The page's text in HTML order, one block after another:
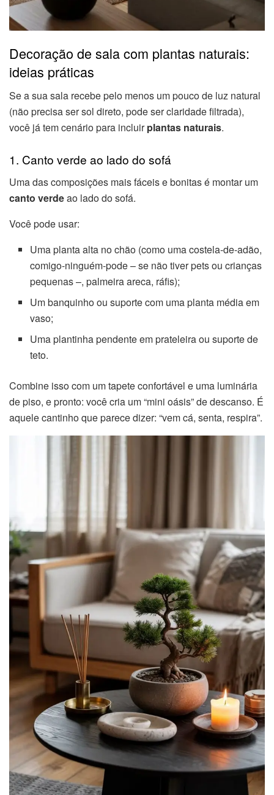
Decoração de sala com plantas naturais:
ideias práticas
Se a sua sala recebe pelo menos um pouco de luz natural
(não precisa ser sol direto, pode ser claridade filtrada),
você já tem cenário para incluirplantas naturais.
1. Canto verde ao lado do sofá
Uma das composições mais fáceis e bonitas é montar um
canto verdeao lado do sofá.
Você pode usar:
Uma planta alta no chão (como uma costela-de-adão,
comigo-ninguém-pode – se não tiver pets ou crianças
pequenas –, palmeira areca, ráfis);
Um banquinho ou suporte com uma planta média em
vaso;
Uma plantinha pendente em prateleira ou suporte de
teto.
Combine isso com um tapete confortável e uma luminária
de piso, e pronto: você cria um “mini oásis” de descanso. É
aquele cantinho que parece dizer: “vem cá, senta, respira”.